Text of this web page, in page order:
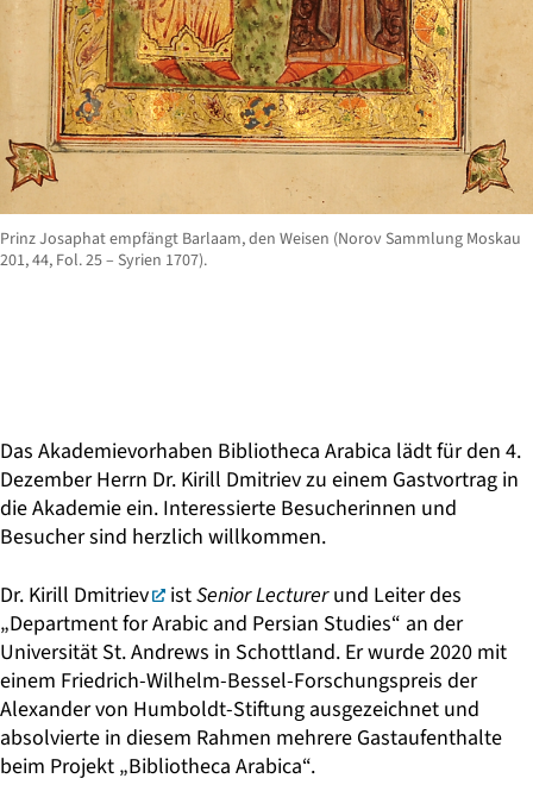
Das Akademievorhaben Bibliotheca Arabica lädt für den 4.
Dezember Herrn Dr. Kirill Dmitriev zu einem Gastvortrag in
die Akademie ein. Interessierte Besucherinnen und
Besucher sind herzlich willkommen.
Dr. Kirill Dmitriev
istSenior Lecturerund Leiter des
„Department for Arabic and Persian Studies“ an der
Universität St. Andrews in Schottland. Er wurde 2020 mit
einem Friedrich-Wilhelm-Bessel-Forschungspreis der
Alexander von Humboldt-Stiftung ausgezeichnet und
absolvierte in diesem Rahmen mehrere Gastaufenthalte
beim Projekt „Bibliotheca Arabica“.
Prinz Josaphat empfängt Barlaam, den Weisen (Norov Sammlung Moskau
201, 44, Fol. 25 – Syrien 1707).